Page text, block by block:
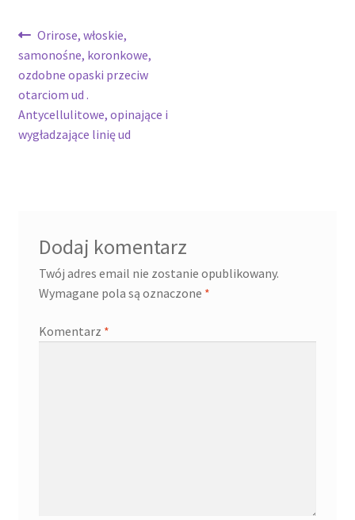
Nawigacja
wpisu
Poprzedni
wpis:
Orirose, włoskie,
samonośne, koronkowe,
ozdobne opaski przeciw
otarciom ud .
Antycellulitowe, opinające i
wygładzające linię ud
Dodaj komentarz
Twój adres email nie zostanie opublikowany.
Wymagane pola są oznaczone *
Komentarz *